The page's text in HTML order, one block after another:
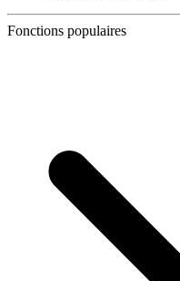
Fonctions populaires